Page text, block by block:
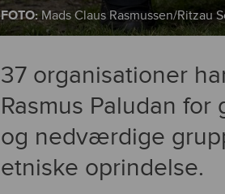
FOTO: Mads Claus Rasmussen/Ritzau
37 organisationer
Rasmus Paludan
og nedværdige
etniske oprindelse.